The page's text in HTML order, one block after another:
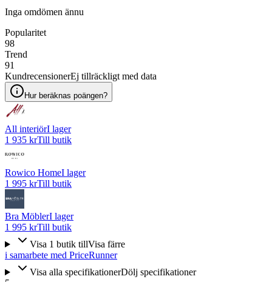
Inga omdömen ännu
Popularitet
98
Trend
91
KundrecensionerEj tillräckligt med data
Hur beräknas poängen?
All interiörI lager
1 935 krTill butik
Rowico HomeI lager
1 995 krTill butik
Bra MöblerI lager
1 995 krTill butik
Visa 1 butik tillVisa färre
i samarbete med PriceRunner
Visa alla specifikationerDölj specifikationer